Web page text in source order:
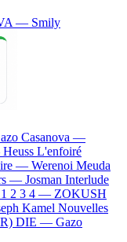
— Smily
Casanova —
Heuss L'enfoiré
— Werenoi Meuda
— Josman Interlude
1 2 3 4 — ZOKUSH
Kamel Nouvelles
DIE — Gazo